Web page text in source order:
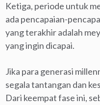
Ketiga, periode untuk
ada pencapaian-
yang terakhir adalah
yang ingin dicapai.
Jika para generasi
segala tantangan dan
Dari keempat fase ini,